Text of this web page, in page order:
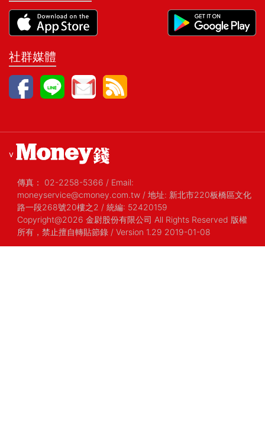
社群媒體
v
傳真： 02-2258-5366 / Email:
moneyservice@cmoney.com.tw / 地址: 新北市220板橋區文化
路一段268號20樓之2 / 統編: 52420159
Copyright@2026 金尉股份有限公司 All Rights Reserved 版權
所有，禁止擅自轉貼節錄 / Version 1.29 2019-01-08